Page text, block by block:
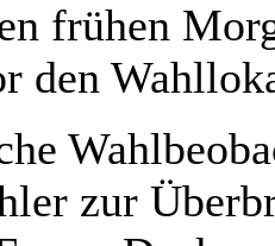
frühen
den
zur